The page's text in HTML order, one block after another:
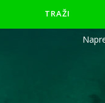
TRAŽI